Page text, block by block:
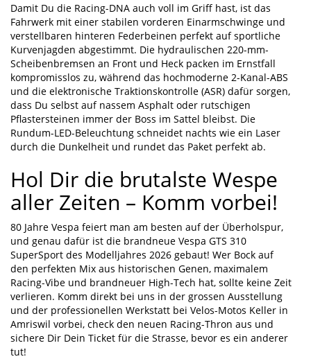
Damit Du die Racing-DNA auch voll im Griff hast, ist das
Fahrwerk mit einer stabilen vorderen Einarmschwinge und
verstellbaren hinteren Federbeinen perfekt auf sportliche
Kurvenjagden abgestimmt. Die hydraulischen 220-mm-
Scheibenbremsen an Front und Heck packen im Ernstfall
kompromisslos zu, während das hochmoderne 2-Kanal-ABS
und die elektronische Traktionskontrolle (ASR) dafür sorgen,
dass Du selbst auf nassem Asphalt oder rutschigen
Pflastersteinen immer der Boss im Sattel bleibst. Die
Rundum-LED-Beleuchtung schneidet nachts wie ein Laser
durch die Dunkelheit und rundet das Paket perfekt ab.
Hol Dir die brutalste Wespe
aller Zeiten – Komm vorbei!
80 Jahre Vespa feiert man am besten auf der Überholspur,
und genau dafür ist die brandneue Vespa GTS 310
SuperSport des Modelljahres 2026 gebaut! Wer Bock auf
den perfekten Mix aus historischen Genen, maximalem
Racing-Vibe und brandneuer High-Tech hat, sollte keine Zeit
verlieren. Komm direkt bei uns in der grossen Ausstellung
und der professionellen Werkstatt bei Velos-Motos Keller in
Amriswil vorbei, check den neuen Racing-Thron aus und
sichere Dir Dein Ticket für die Strasse, bevor es ein anderer
tut!